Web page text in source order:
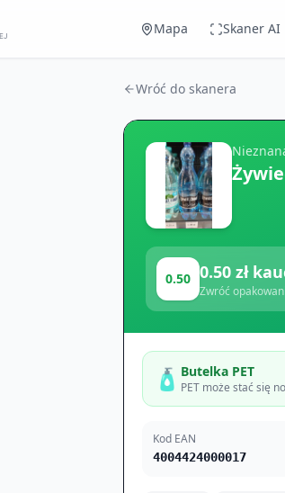
Mapa Skaner AI
Wróć do skanera
0.50 0.50 zł
Zwróć
🧴 Butelka PET
PET może stać się
Kod EAN
4004424000017